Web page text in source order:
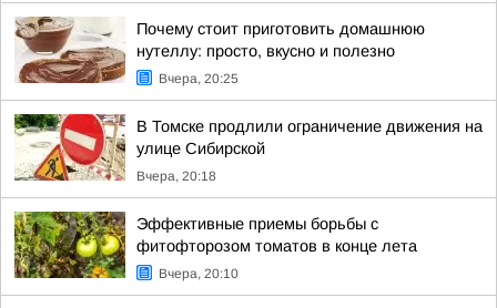
Почему стоит приготовить домашнюю
нутеллу: просто, вкусно и полезно
Вчера, 20:25
В Томске продлили ограничение движения на
улице Сибирской
Вчера, 20:18
Эффективные приемы борьбы с
фитофторозом томатов в конце лета
Вчера, 20:10